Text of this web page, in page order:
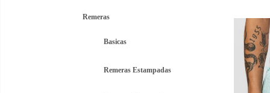
era:
$899.
Remeras
Basicas
Remeras Estampadas